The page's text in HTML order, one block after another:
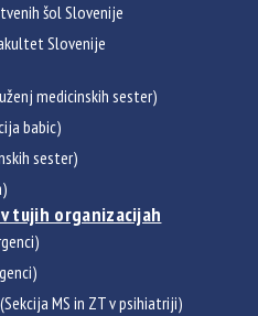
šol Slovenije
Slovenije
medicinskih sester)
babic)
sester)
tujih organizacijah
MS in ZT v psihiatriji)